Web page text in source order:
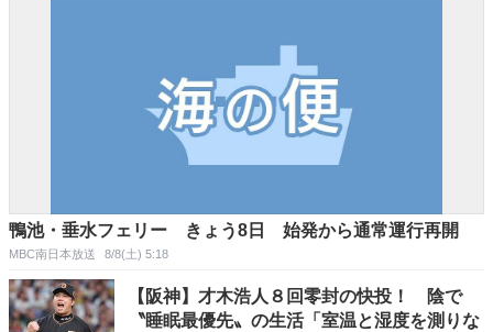
鴨池・垂水フェリー きょう8日 始発から通常運行再開
MBC南日本放送 8/8(土) 5:18
【阪神】才木浩人８回零封の快投！ 陰で
〝睡眠最優先〟の生活「室温と湿度を測りな